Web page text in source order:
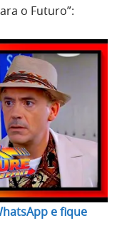
o Futuro”:
e fique